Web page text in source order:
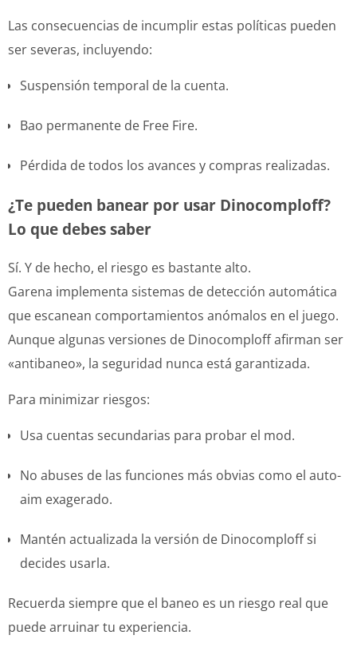
Las consecuencias de incumplir estas políticas pueden
ser severas, incluyendo:
Suspensión temporal de la cuenta.
Bao permanente de Free Fire.
Pérdida de todos los avances y compras realizadas.
¿Te pueden banear por usar Dinocomploff?
Lo que debes saber
Sí. Y de hecho, el riesgo es bastante alto.
Garena implementa sistemas de detección automática
que escanean comportamientos anómalos en el juego.
Aunque algunas versiones de Dinocomploff afirman ser
«antibaneo», la seguridad nunca está garantizada.
Para minimizar riesgos:
Usa cuentas secundarias para probar el mod.
No abuses de las funciones más obvias como el auto-
aim exagerado.
Mantén actualizada la versión de Dinocomploff si
decides usarla.
Recuerda siempre que el baneo es un riesgo real que
puede arruinar tu experiencia.